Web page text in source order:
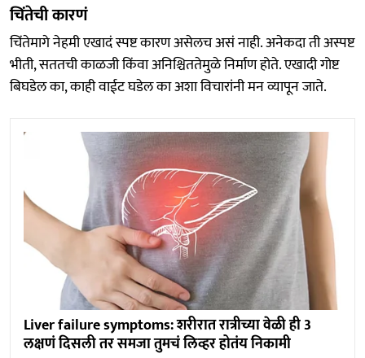
चिंतेची कारणं
चिंतेमागे नेहमी एखादं स्पष्ट कारण असेलच असं नाही. अनेकदा ती अस्पष्ट
भीती, सततची काळजी किंवा अनिश्चिततेमुळे निर्माण होते. एखादी गोष्ट
बिघडेल का, काही वाईट घडेल का अशा विचारांनी मन व्यापून जाते.
Liver failure symptoms: शरीरात रात्रीच्या वेळी ही 3
लक्षणं दिसली तर समजा तुमचं लिव्हर होतंय निकामी